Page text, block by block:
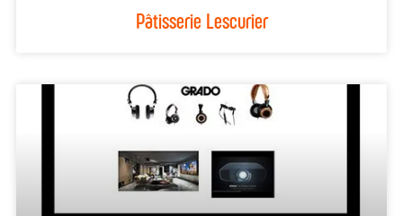
Pâtisserie Lescurier